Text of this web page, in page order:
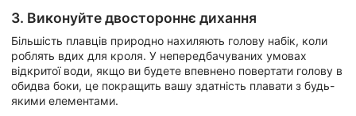
3. Виконуйте двостороннє дихання
Більшість плавців природно нахиляють голову набік, коли
роблять вдих для кроля. У непередбачуваних умовах
відкритої води, якщо ви будете впевнено повертати голову в
обидва боки, це покращить вашу здатність плавати з будь-
якими елементами.